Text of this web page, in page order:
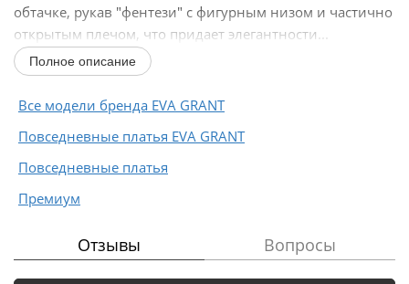
обтачке, рукав "фентези" с фигурным низом и частично
открытым плечом, что придает элегантности...
Полное описание
Все модели бренда EVA GRANT
Повседневные платья EVA GRANT
Повседневные платья
Премиум
Отзывы Вопросы